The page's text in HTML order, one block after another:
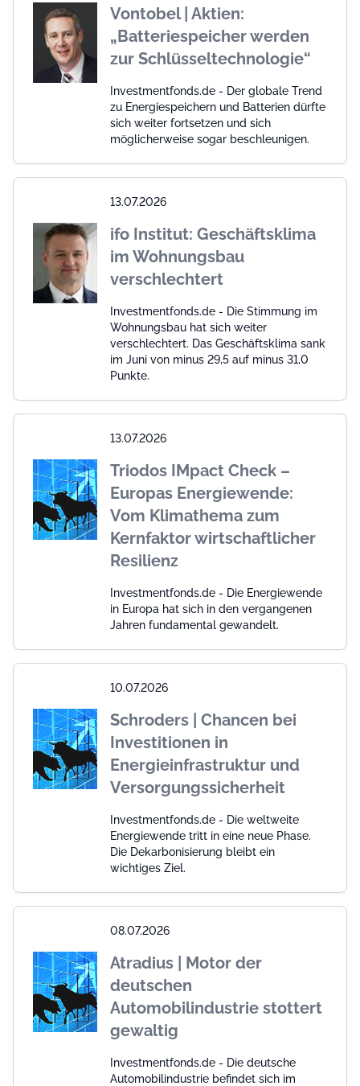
Vontobel | Aktien:
„Batteriespeicher werden
zur Schlüsseltechnologie“
Investmentfonds.de - Der globale Trend
zu Energiespeichern und Batterien dürfte
sich weiter fortsetzen und sich
möglicherweise sogar beschleunigen.
13.07.2026
ifo Institut: Geschäftsklima
im Wohnungsbau
verschlechtert
Investmentfonds.de - Die Stimmung im
Wohnungsbau hat sich weiter
verschlechtert. Das Geschäftsklima sank
im Juni von minus 29,5 auf minus 31,0
Punkte.
13.07.2026
Triodos IMpact Check –
Europas Energiewende:
Vom Klimathema zum
Kernfaktor wirtschaftlicher
Resilienz
Investmentfonds.de - Die Energiewende
in Europa hat sich in den vergangenen
Jahren fundamental gewandelt.
10.07.2026
Schroders | Chancen bei
Investitionen in
Energieinfrastruktur und
Versorgungssicherheit
Investmentfonds.de - Die weltweite
Energiewende tritt in eine neue Phase.
Die Dekarbonisierung bleibt ein
wichtiges Ziel.
08.07.2026
Atradius | Motor der
deutschen
Automobilindustrie stottert
gewaltig
Investmentfonds.de - Die deutsche
Automobilindustrie befindet sich im